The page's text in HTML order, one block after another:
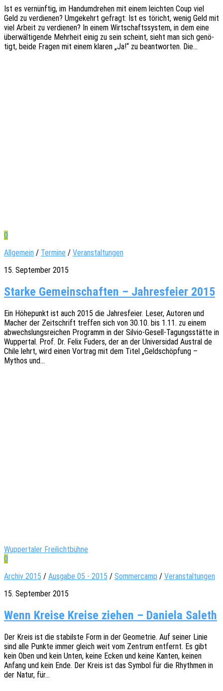
Ist es vernünf­tig, im Hand­um­dre­hen mit einem leich­ten Coup viel
Geld zu verdie­nen? Umge­kehrt gefragt: Ist es töricht, wenig Geld mit
viel Arbeit zu verdie­nen? In einem Wirt­schafts­sys­tem, in dem eine
über­wäl­ti­gen­de Mehr­heit einig zu sein scheint, sieht man sich genö­
tigt, beide Fragen mit einem klaren „Ja!“ zu beant­wor­ten. Die…
0
Allgemein / Termine / Veranstaltungen
15. September 2015
Starke Gemeinschaften – Jahresfeier 2015
Ein Höhe­punkt ist auch 2015 die Jahres­fei­er. Leser, Autoren und
Macher der Zeit­schrift tref­fen sich von 30.10. bis 1.11. zu einem
abwechs­lungs­rei­chen Programm in der Silvio-Gesell-Tagungs­­­stä­t­­te in
Wupper­tal. Prof. Dr. Felix Fuders, der an der Univer­si­dad Austral de
Chile lehrt, wird einen Vortrag mit dem Titel „Geld­schöp­fung –
Mythos und…
Wuppertaler Freilichtbühne
0
Archiv 2015 / Ausgabe 05 - 2015 / Sommercamp / Veranstaltungen
15. September 2015
Wenn Kreise Kreise ziehen – Daniela Saleth
Der Kreis ist die stabils­te Form in der Geome­trie. Auf seiner Linie
sind alle Punkte immer gleich weit vom Zentrum entfernt. Es gibt
kein Oben und kein Unten, keine Ecken und keine Kanten, keinen
Anfang und kein Ende. Der Kreis ist das Symbol für die Rhyth­men in
der Natur, für…